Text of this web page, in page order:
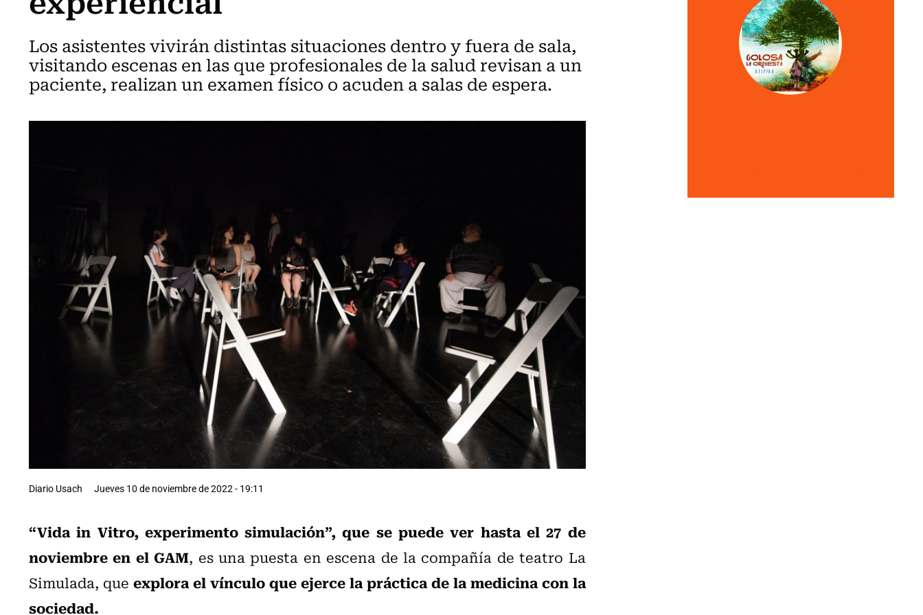
Los asistentes vivirán distintas situaciones dentro y fuera de sala,
visitando escenas en las que profesionales de la salud revisan a un
paciente, realizan un examen físico o acuden a salas de espera.
Diario Usach Jueves 10 de noviembre de 2022 - 19:11
“Vida in Vitro, experimento simulación”, que se puede ver hasta el 27 de
noviembre en el GAM, es una puesta en escena de la compañía de teatro La
Simulada, que explora el vínculo que ejerce la práctica de la medicina con la
sociedad.